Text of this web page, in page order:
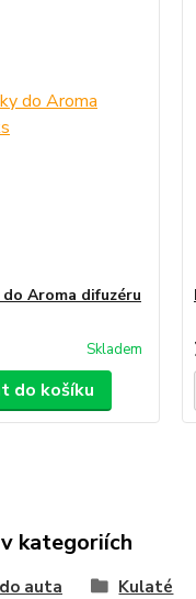
Aroma difuzéru
Skladem
do košíku
kategoriích
auta Kulaté